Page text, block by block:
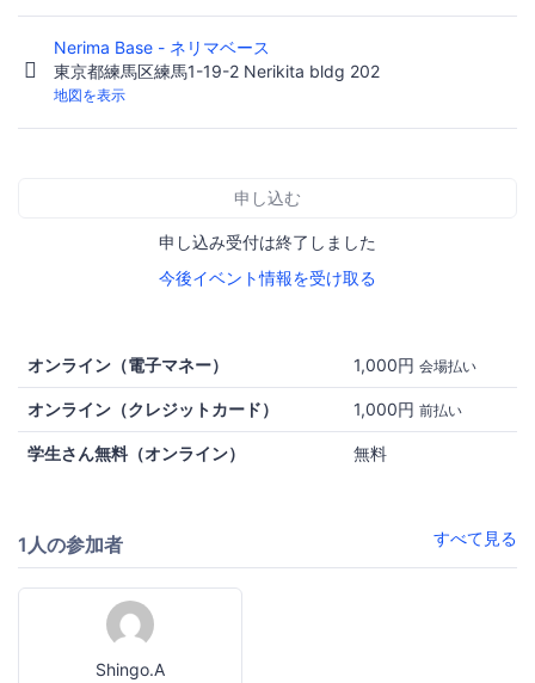
Nerima Base - ネリマベース
東京都練馬区練馬1-19-2 Nerikita bldg 202
地図を表示
申し込む
申し込み受付は終了しました
今後イベント情報を受け取る
オンライン（電子マネー） 1,000円 会場払い
オンライン（クレジットカード） 1,000円 前払い
学生さん無料（オンライン） 無料
1人の参加者 すべて見る
Shingo.A